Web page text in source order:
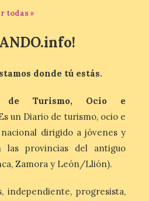
el sábado día 8
la ‘Feria de
a
Martínez
todas »
donde tú estás.
de Turismo, Ocio e
un Diario de turismo, ocio e
dirigido a jóvenes y
las provincias del antiguo
Zamora y León/Llión).
independiente, progresista,